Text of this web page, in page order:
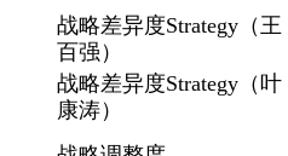
战略差异度Strategy（王
百强）
战略差异度Strategy（叶
康涛）